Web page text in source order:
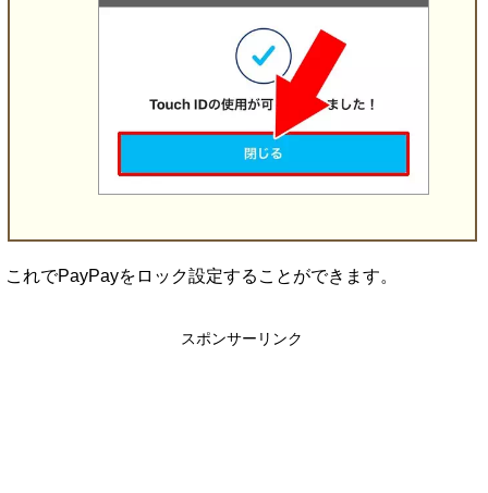
これでPayPayをロック設定することができます。
スポンサーリンク